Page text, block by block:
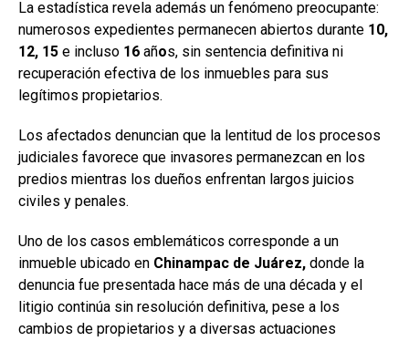
La estadística revela además un fenómeno preocupante:
numerosos expedientes permanecen abiertos durante 10,
12, 15 e incluso 16 años, sin sentencia definitiva ni
recuperación efectiva de los inmuebles para sus
legítimos propietarios.
Los afectados denuncian que la lentitud de los procesos
judiciales favorece que invasores permanezcan en los
predios mientras los dueños enfrentan largos juicios
civiles y penales.
Uno de los casos emblemáticos corresponde a un
inmueble ubicado en Chinampac de Juárez, donde la
denuncia fue presentada hace más de una década y el
litigio continúa sin resolución definitiva, pese a los
cambios de propietarios y a diversas actuaciones